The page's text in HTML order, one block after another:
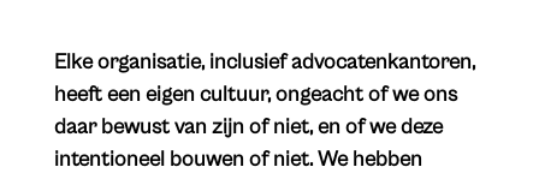
Elke organisatie, inclusief advocatenkantoren,
heeft een eigen cultuur, ongeacht of we ons
daar bewust van zijn of niet, en of we deze
intentioneel bouwen of niet. We hebben